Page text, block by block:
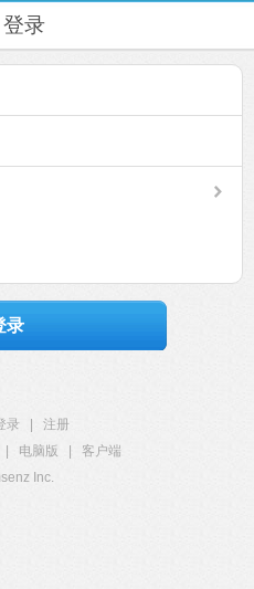
登录
录
录
注册
电脑版
客户端
Inc.